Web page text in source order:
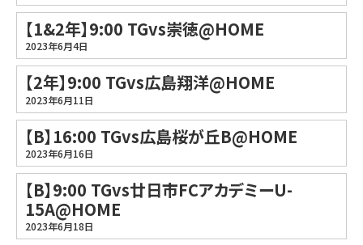
【1&2年】9:00 TGvs崇徳@HOME
2023年6月4日
【2年】9:00 TGvs広島翔洋@HOME
2023年6月11日
【B】16:00 TGvs広島桜が丘B@HOME
2023年6月16日
【B】9:00 TGvs廿日市FCアカデミーU-
15A@HOME
2023年6月18日